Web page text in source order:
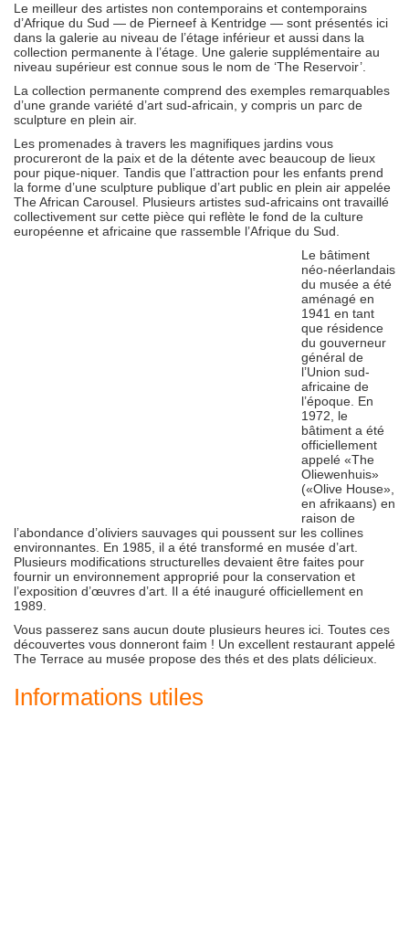
Le meilleur des artistes non contemporains et contemporains
d’Afrique du Sud — de Pierneef à Kentridge — sont présentés ici
dans la galerie au niveau de l’étage inférieur et aussi dans la
collection permanente à l’étage. Une galerie supplémentaire au
niveau supérieur est connue sous le nom de ‘The Reservoir’.
La collection permanente comprend des exemples remarquables
d’une grande variété d’art sud-africain, y compris un parc de
sculpture en plein air.
Les promenades à travers les magnifiques jardins vous
procureront de la paix et de la détente avec beaucoup de lieux
pour pique-niquer. Tandis que l’attraction pour les enfants prend
la forme d’une sculpture publique d’art public en plein air appelée
The African Carousel. Plusieurs artistes sud-africains ont travaillé
collectivement sur cette pièce qui reflète le fond de la culture
européenne et africaine que rassemble l’Afrique du Sud.
Le bâtiment
néo-néerlandais
du musée a été
aménagé en
1941 en tant
que résidence
du gouverneur
général de
l’Union sud-
africaine de
l’époque. En
1972, le
bâtiment a été
officiellement
appelé «The
Oliewenhuis»
(«Olive House»,
en afrikaans) en
raison de
l’abondance d’oliviers sauvages qui poussent sur les collines
environnantes. En 1985, il a été transformé en musée d’art.
Plusieurs modifications structurelles devaient être faites pour
fournir un environnement approprié pour la conservation et
l’exposition d’œuvres d’art. Il a été inauguré officiellement en
1989.
Vous passerez sans aucun doute plusieurs heures ici. Toutes ces
découvertes vous donneront faim ! Un excellent restaurant appelé
The Terrace au musée propose des thés et des plats délicieux.
Informations utiles